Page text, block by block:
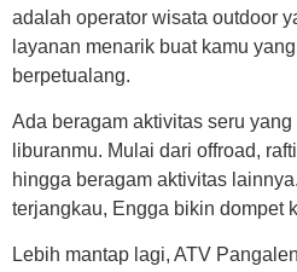
adalah operator wisata outdoor
layanan menarik buat kamu
berpetualang.
Ada beragam aktivitas seru
liburanmu. Mulai dari offroad,
hingga beragam aktivitas
terjangkau, Engga bikin dompet
Lebih mantap lagi, ATV